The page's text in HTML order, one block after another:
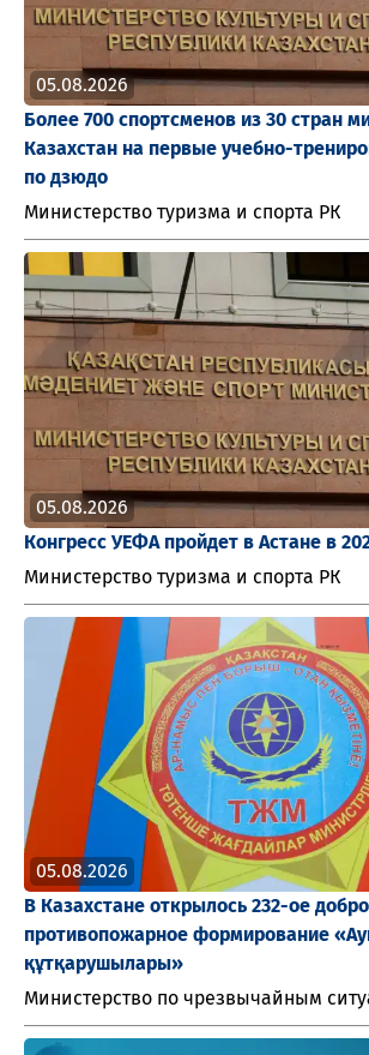
05.08.2026
Более 700 спортсменов из 30 стран
Казахстан на первые учебно-
по дзюдо
Министерство туризма и спорта РК
05.08.2026
Конгресс УЕФА пройдет в Астане в
Министерство туризма и спорта РК
05.08.2026
В Казахстане открылось 232-ое
противопожарное формирование
құтқарушылары»
Министерство по чрезвычайным